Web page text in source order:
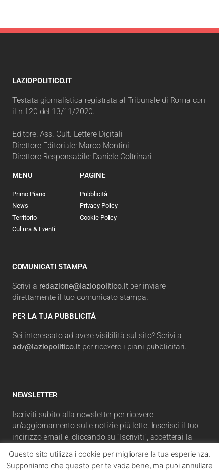
LAZIOPOLITICO.IT
Testata giornalistica registrata al Tribunale di Roma con
il n.120 del 13/11/2020.
Editore: Ass. Cult. Lettere Digitali
Direttore Editoriale: Marco Montini
Direttore Responsabile: Daniele Coltrinari
MENU
Primo Piano
News
Territorio
Cultura & Eventi
PAGINE
Pubblicità
Privacy Policy
Cookie Policy
COMUNICATI STAMPA
Scrivi a redazione@laziopolitico.it per inviare
direttamente il tuo comunicato stampa.
PER LA TUA PUBBLICITÀ
Sei interessato ad avere visibilità sul sito? Scrivi a
adv@laziopolitico.it per ricevere i piani pubblicitari.
NEWSLETTER
Iscriviti subito alla newsletter per ricevere
un'aggiornamento sulle notizie più lette. Inserisci il tuo
indirizzo email e, cliccando su “Iscriviti”, accetterai la
Questo sito utilizza i cookie per migliorare la tua esperienza.
Supponiamo che questo per te vada bene, ma puoi annullare